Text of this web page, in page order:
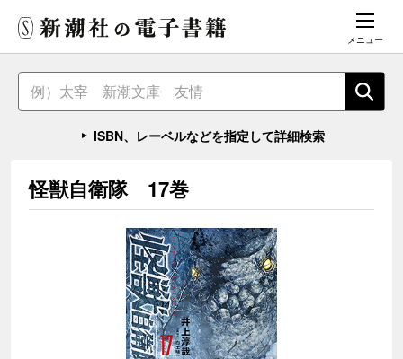
メニュー
ISBN、レーベルなどを指定して詳細検索
怪獣自衛隊 17巻